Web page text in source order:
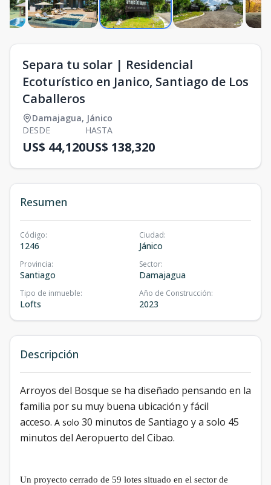
Separa tu solar | Residencial
Ecoturístico en Janico, Santiago de Los
Caballeros
Damajagua, Jánico
DESDE
US$ 44,120
HASTA
US$ 138,320
Resumen
Código:
1246
Ciudad:
Jánico
Provincia:
Santiago
Sector:
Damajagua
Tipo de inmueble:
Lofts
Año de Construcción:
2023
Descripción
Arroyos del Bosque se ha diseñado pensando en la
familia por su muy buena ubicación y fácil
acceso. A solo 30 minutos de Santiago y a solo 45
minutos del Aeropuerto del Cibao.
Un proyecto cerrado de 59 lotes situado en el sector de